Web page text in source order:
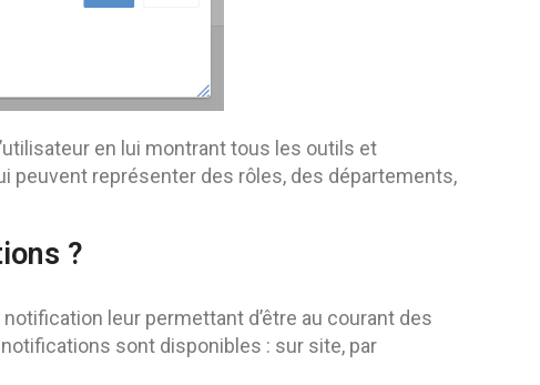
en lui montrant tous les outils et
peuvent représenter des rôles, des départements,
?
leur permettant d’être au courant des
sont disponibles : sur site, par